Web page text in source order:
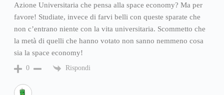
Azione Universitaria che pensa alla space economy? Ma per
favore! Studiate, invece di farvi belli con queste sparate che
non c’entrano niente con la vita universitaria. Scommetto che
la metà di quelli che hanno votato non sanno nemmeno cosa
sia la space economy!
0 Rispondi